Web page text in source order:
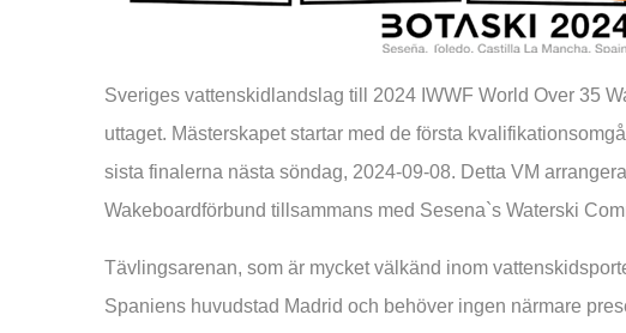
Sveriges vattenskidlandslag till 2024 IWWF World Over 35
uttaget. Mästerskapet startar med de första
sista finalerna nästa söndag, 2024-09-08. Detta VM
Wakeboardförbund tillsammans med Sesena`s Waterski
Tävlingsarenan, som är mycket välkänd inom
Spaniens huvudstad Madrid och behöver ingen närmare